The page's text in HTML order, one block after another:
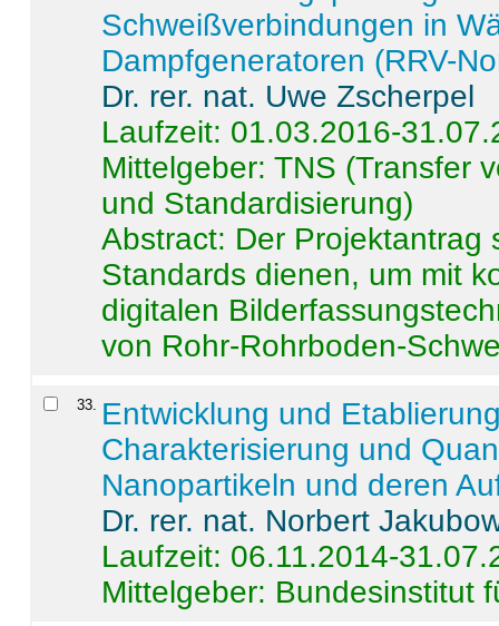
Schweißverbindungen in
Dampfgeneratoren (RRV-
Dr. rer. nat. Uwe Zscherpel
Laufzeit: 01.03.2016-
Mittelgeber: TNS (Transfer
und Standardisierung)
Abstract: Der Projektantrag
Standards dienen, um mit
digitalen
von Rohr-Rohrboden-
33. Entwicklung und
Charakterisierung und
Nanopartikeln und deren
Dr. rer. nat. Norbert
Laufzeit: 06.11.2014-
Mittelgeber: Bundesinstitut